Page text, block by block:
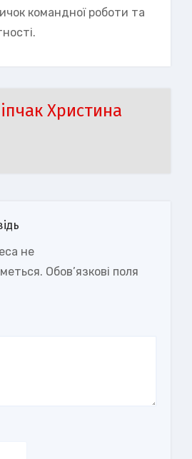
командної роботи та
Христина
не
Обов’язкові поля